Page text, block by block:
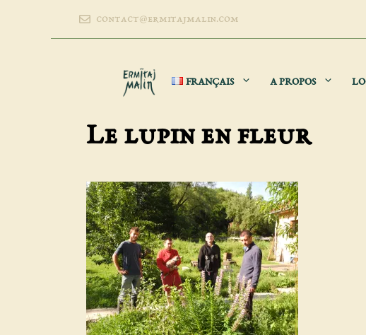
contact@ermitajmalin.com
FRANÇAIS A PROPOS
Le lupin en fleur